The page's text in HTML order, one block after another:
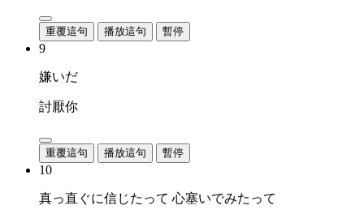
重覆這句 播放這句 暫停
9
嫌いだ
討厭你
重覆這句 播放這句 暫停
10
真っ直ぐに信じたって 心塞いでみたって